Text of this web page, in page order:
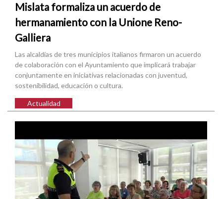
Mislata formaliza un acuerdo de
hermanamiento con la Unione Reno-
Galliera
Las alcaldías de tres municipios italianos firmaron un acuerdo
de colaboración con el Ayuntamiento que implicará trabajar
conjuntamente en iniciativas relacionadas con juventud,
sostenibilidad, educación o cultura.
Actualidad